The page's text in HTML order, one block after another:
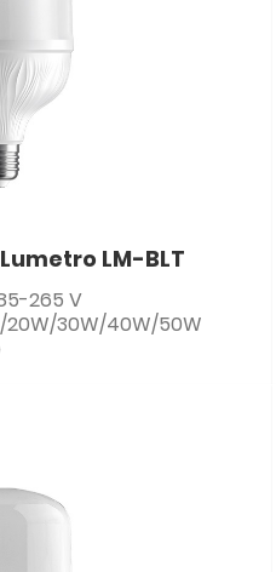
LM-BLT
265 V
20W/30W/40W/50W